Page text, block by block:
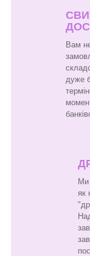
Вам
дуже
Ми
як